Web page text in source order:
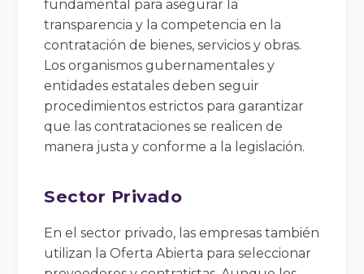
fundamental para asegurar la
transparencia y la competencia en la
contratación de bienes, servicios y obras.
Los organismos gubernamentales y
entidades estatales deben seguir
procedimientos estrictos para garantizar
que las contrataciones se realicen de
manera justa y conforme a la legislación.
Sector Privado
En el sector privado, las empresas también
utilizan la Oferta Abierta para seleccionar